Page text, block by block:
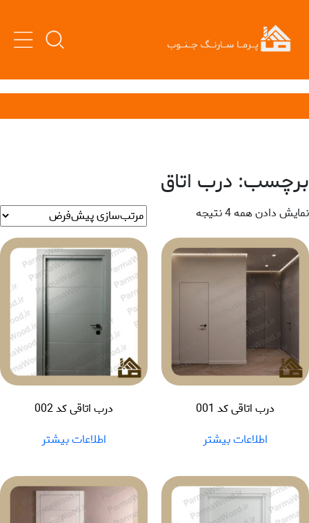
برچسب: درب اتاق
نمایش دادن همه 4 نتیجه
درب اتاقی کد 001
اطلاعات بیشتر
درب اتاقی کد 002
اطلاعات بیشتر